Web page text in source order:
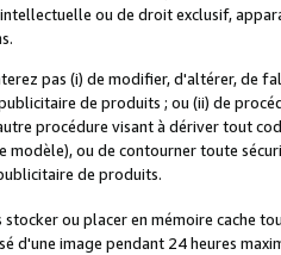
ou de droit exclusif,
pas (i) de modifier, d'altérer, de
de produits ; ou (ii) de
procédure visant à dériver tout
ou de contourner toute
de produits.
stocker ou placer en mémoire cache
d'une image pendant 24 heures